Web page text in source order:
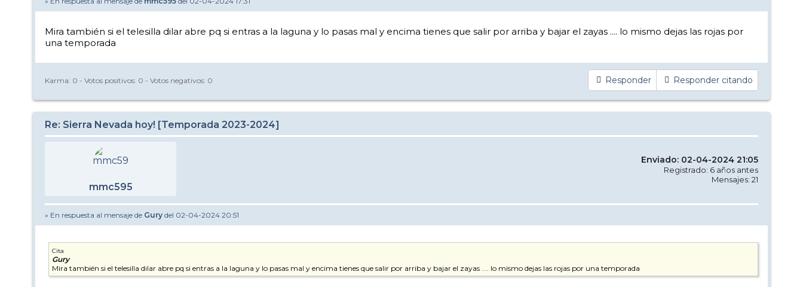
Mira también si el telesilla dilar abre pq si entras a la laguna y lo pasas mal y encima tienes que salir por arriba y bajar el zayas .... lo mismo dejas las rojas por
una temporada
Responder Responder citando
Karma: 0 - Votos positivos: 0 - Votos negativos: 0
Re: Sierra Nevada hoy! [Temporada 2023-2024]
mmc595
Enviado: 02-04-2024 21:05
Registrado: 6 años antes
Mensajes: 21
» En respuesta al mensaje de Gury del 02-04-2024 20:51
Cita
Gury
Mira también si el telesilla dilar abre pq si entras a la laguna y lo pasas mal y encima tienes que salir por arriba y bajar el zayas .... lo mismo dejas las rojas por una temporada